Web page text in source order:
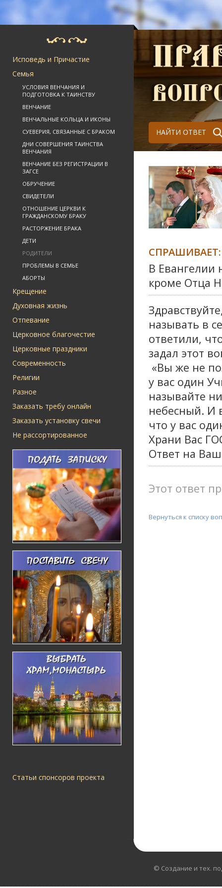
Исповедь и Причастие
Семья
УСЛОВИЯ ВЕНЧАНИЯ И
ПОДГОТОВКА К ТАИНСТВУ
ВЕНЧАНИЕ
ВЕНЧАЛЬНЫЕ КОЛЬЦА И ИКОНЫ
СУЕВЕРИЯ, СВЯЗАННЫЕ С БРАКОМ
ДНИ СОВЕРШЕНИЯ ТАИНСТВА
ВЕНЧАНИЯ
ВЕНЧАНИЕ БЕЗ РЕГИСТРАЦИИ В
ЗАГСЕ
ОБРУЧЕНИЕ
СВИДЕТЕЛИ
ОТНОШЕНИЕ ЦЕРКВИ К
ГРАЖДАНСКОМУ БРАКУ
РАСТОРЖЕНИЕ БРАКА
ДЕТИ
РОДИТЕЛИ
ПРОБЛЕМЫ В СЕМЬЕ
АБОРТЫ
Крещение
Духовная жизнь
Отпевание
Церковное благочестие
Церковные праздники
Современность
Религии
Разное
Заказать требу онлайн
Заказать установку свечи
Не рассортированное
Статьи спонсоров проекта
НАЙТИ ОТВЕТ
СПРАШИВАЕТ:
В Евангелии
кроме Отца
называть в
ответили,
задал этот
«Вы же не
у вас один
называйте
небесный. И
что у вас
Храни Вас
Ответ на
Этот ответ
Вернуться к списку
© Создание и тех.